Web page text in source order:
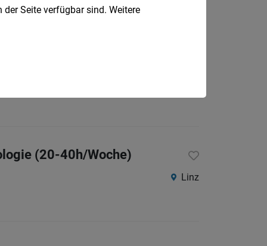
(20-40h/Woche)
Linz
Seite verfügbar sind. Weitere